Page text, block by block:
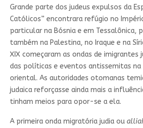
Grande parte dos judeus expulsos da
Católicos” encontrara refúgio no
particular na Bósnia e em Tessalônica,
também na Palestina, no Iraque e na
XIX começaram as ondas de imigrantes
das políticas e eventos antissemitas na
oriental. As autoridades otomanas
judaica reforçasse ainda mais a
tinham meios para opor-se a ela.
A primeira onda migratória judia ou